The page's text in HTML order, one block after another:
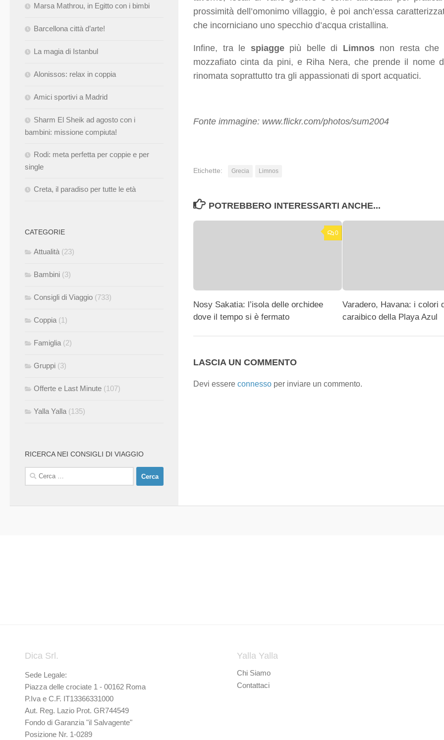
prossimità dell’omonimo villaggio, è poi anch’essa
che incorniciano uno specchio d’acqua cristallina.
Infine, tra le spiaggepiù belle di Limnosnon resta che
mozzafiato cinta da pini, e Riha Nera, che prende il nome
rinomata soprattutto tra gli appassionati di sport acquatici.
Fonte immagine: www.flickr.com/photos/sum2004
Etichette: Grecia Limnos
POTREBBERO INTERESSARTI ANCHE...
0
Nosy Sakatia: l’isola delle orchidee
dove il tempo si è fermato
Varadero, Havana: i colori
caraibico della Playa Azul
LASCIA UN COMMENTO
Devi essere connesso per inviare un commento.
Marsa Mathrou, in Egitto con i bimbi
Barcellona città d’arte!
La magia di Istanbul
Alonissos: relax in coppia
Amici sportivi a Madrid
Sharm El Sheik ad agosto con i
bambini: missione compiuta!
Rodi: meta perfetta per coppie e per
single
Creta, il paradiso per tutte le età
CATEGORIE
Attualità (23)
Bambini (3)
Consigli di Viaggio (733)
Coppia (1)
Famiglia (2)
Gruppi (3)
Offerte e Last Minute (107)
Yalla Yalla (135)
RICERCA NEI CONSIGLI DI VIAGGIO
Ricerca
per:
Dica Srl.
Sede Legale:
Piazza delle crociate 1 - 00162 Roma
P.Iva e C.F. IT13366331000
Aut. Reg. Lazio Prot. GR744549
Fondo di Garanzia "il Salvagente"
Posizione Nr. 1-0289
Yalla Yalla
Chi Siamo
Contattaci